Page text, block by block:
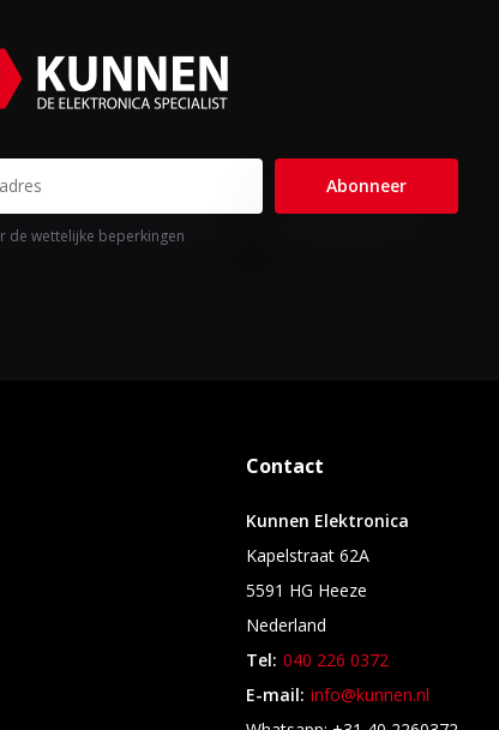
Abonneer
de wettelijke beperkingen
Contact
Kunnen Elektronica
Kapelstraat 62A
5591 HG Heeze
Nederland
Tel: 040 226 0372
E-mail: info@kunnen.nl